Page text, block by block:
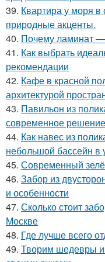
39. Квартира у моря в
природные акценты.
40. Почему ламинат
41. Как выбрать
рекомендации
42. Кафе в красной
архитектурой
43. Павильон из
современное
44. Как навес из
небольшой бассейн в
45. Современный
46. Забор из
и особенности
47. Сколько стоит
Москве
48. Где лучше всего
49. Творим шедевры